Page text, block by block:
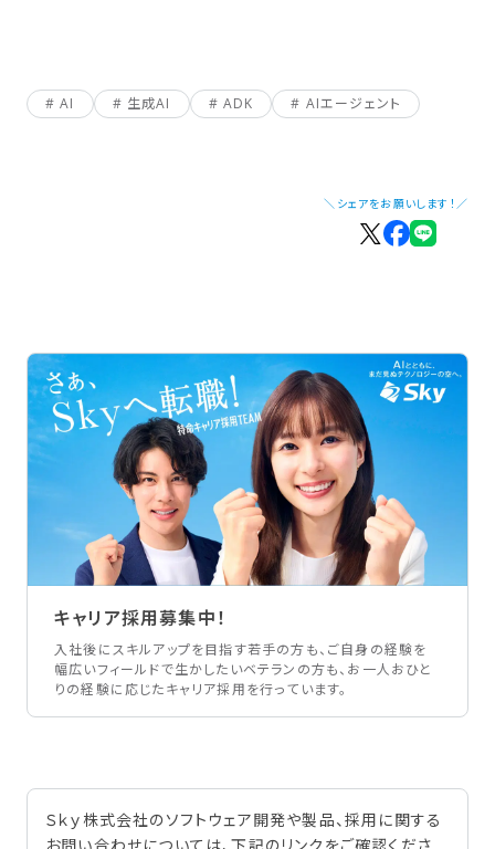
AI 生成AI ADK AIエージェント
＼シェアをお願いします！／
キャリア採用募集中！
入社後にスキルアップを目指す若手の方も、ご自身の経験を
幅広いフィールドで生かしたいベテランの方も、お一人おひと
りの経験に応じたキャリア採用を行っています。
Ｓｋｙ株式会社のソフトウェア開発や製品、採用に関する